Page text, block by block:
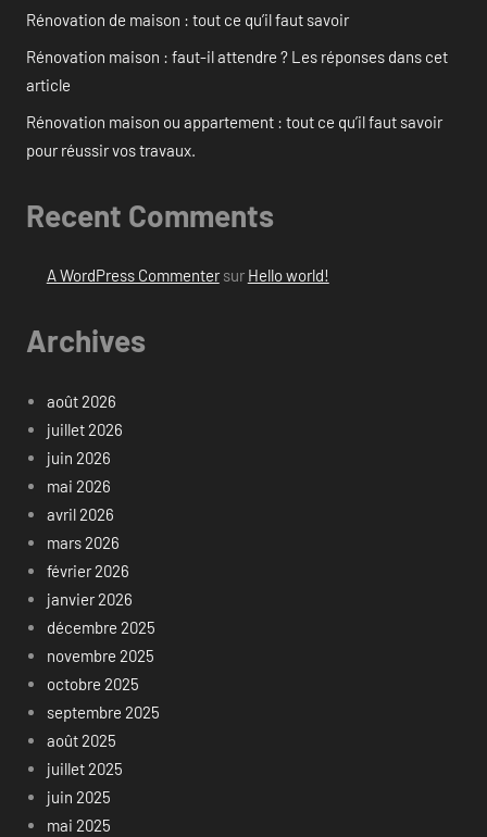
Rénovation de maison : tout ce qu’il faut savoir
Rénovation maison : faut-il attendre ? Les réponses dans cet
article
Rénovation maison ou appartement : tout ce qu’il faut savoir
pour réussir vos travaux.
Recent Comments
A WordPress Commentersur Hello world!
Archives
août 2026
juillet 2026
juin 2026
mai 2026
avril 2026
mars 2026
février 2026
janvier 2026
décembre 2025
novembre 2025
octobre 2025
septembre 2025
août 2025
juillet 2025
juin 2025
mai 2025